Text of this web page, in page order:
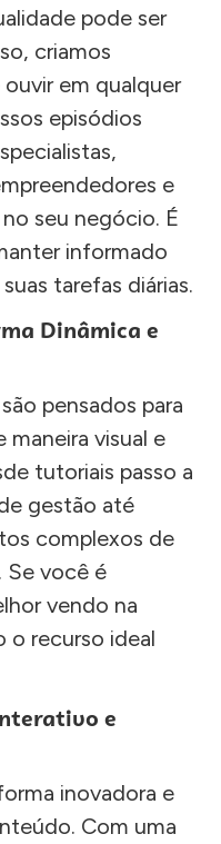
pode ser
criamos
em qualquer
episódios
e
seu negócio. É
informado
tarefas diárias.
Dinâmica e
pensados para
maneira visual e
tutoriais passo a
gestão até
complexos de
Se você é
vendo na
o recurso ideal
e
inovadora e
Com uma